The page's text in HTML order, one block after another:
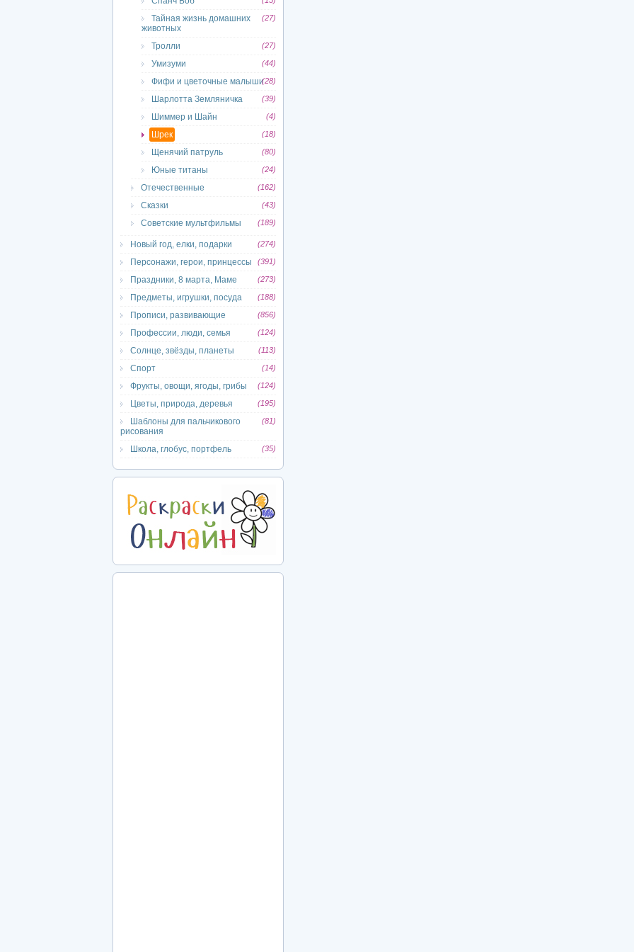
Тайная жизнь домашних
животных
(27)
Тролли (27)
Умизуми (44)
Фифи и цветочные малыши(28)
Шарлотта Земляничка (39)
Шиммер и Шайн (4)
Шрек (18)
Щенячий патруль (80)
Юные титаны (24)
Отечественные (162)
Сказки (43)
Советские мультфильмы (189)
Новый год, елки, подарки (274)
Персонажи, герои, принцессы (391)
Праздники, 8 марта, Маме (273)
Предметы, игрушки, посуда (188)
Прописи, развивающие (856)
Профессии, люди, семья (124)
Солнце, звёзды, планеты (113)
Спорт (14)
Фрукты, овощи, ягоды, грибы (124)
Цветы, природа, деревья (195)
Шаблоны для пальчикового
рисования
(81)
Школа, глобус, портфель (35)